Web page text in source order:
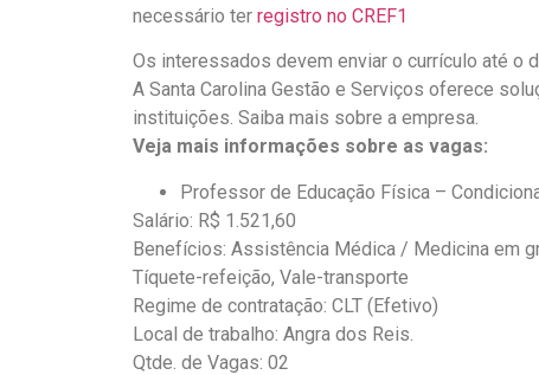
necessário ter registro no CREF1
Os interessados devem enviar o currículo até o
A Santa Carolina Gestão e Serviços oferece
instituições. Saiba mais sobre a empresa.
Veja mais informações sobre as vagas:
Professor de Educação Física –
Salário: R$ 1.521,60
Benefícios: Assistência Médica / Medicina em
Tíquete-refeição, Vale-transporte
Regime de contratação: CLT (Efetivo)
Local de trabalho: Angra dos Reis.
Qtde. de Vagas: 02